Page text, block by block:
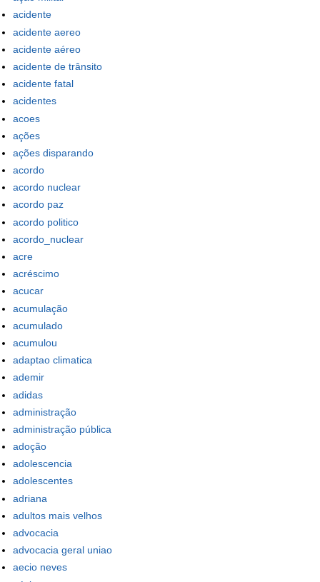
acidente
acidente aereo
acidente aéreo
acidente de trânsito
acidente fatal
acidentes
acoes
ações
ações disparando
acordo
acordo nuclear
acordo paz
acordo politico
acordo_nuclear
acre
acréscimo
acucar
acumulação
acumulado
acumulou
adaptao climatica
ademir
adidas
administração
administração pública
adoção
adolescencia
adolescentes
adriana
adultos mais velhos
advocacia
advocacia geral uniao
aecio neves